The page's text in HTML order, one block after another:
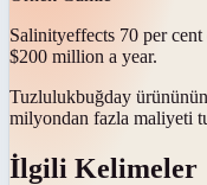
Salinityeffects 70 per
$200 million a year.
Tuzlulukbuğday
milyondan fazla maliyeti
İlgili Kelimeler